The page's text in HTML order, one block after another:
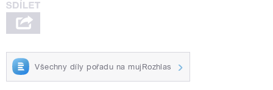
Všechny díly pořadu na mujRozhlas